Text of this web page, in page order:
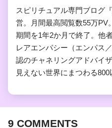
スピリチュアル専門ブログ
営。月間最高閲覧数55万PV
期間を1年2か月で終了。他
レアエンパシー（エンパス
認のチャネリングアドバイ
見えない世界にまつわる800
9 COMMENTS